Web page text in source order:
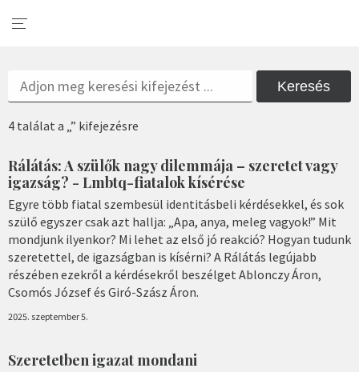
Keresés
4 találat a „” kifejezésre
Rálátás: A szülők nagy dilemmája – szeretet vagy
igazság? - Lmbtq-fiatalok kísérése
Egyre több fiatal szembesül identitásbeli kérdésekkel, és sok
szülő egyszer csak azt hallja: „Apa, anya, meleg vagyok!” Mit
mondjunk ilyenkor? Mi lehet az első jó reakció? Hogyan tudunk
szeretettel, de igazságban is kísérni? A Rálátás legújabb
részében ezekről a kérdésekről beszélget Ablonczy Áron,
Csomós József és Giró-Szász Áron.
2025. szeptember 5.
Szeretetben igazat mondani